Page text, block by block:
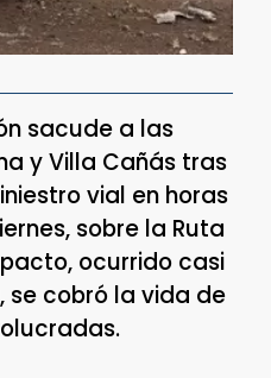
sacude a las
y Villa Cañás tras
vial en horas
sobre la Ruta
ocurrido casi
se cobró la vida de